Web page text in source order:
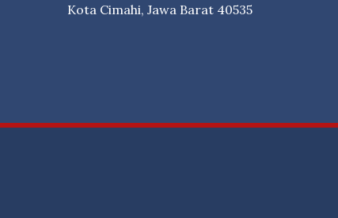
Kota Cimahi, Jawa Barat 40535